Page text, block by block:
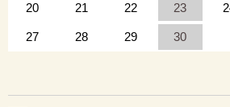
20 21 22 23
27 28 29 30